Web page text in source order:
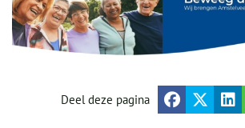
Deel deze pagina